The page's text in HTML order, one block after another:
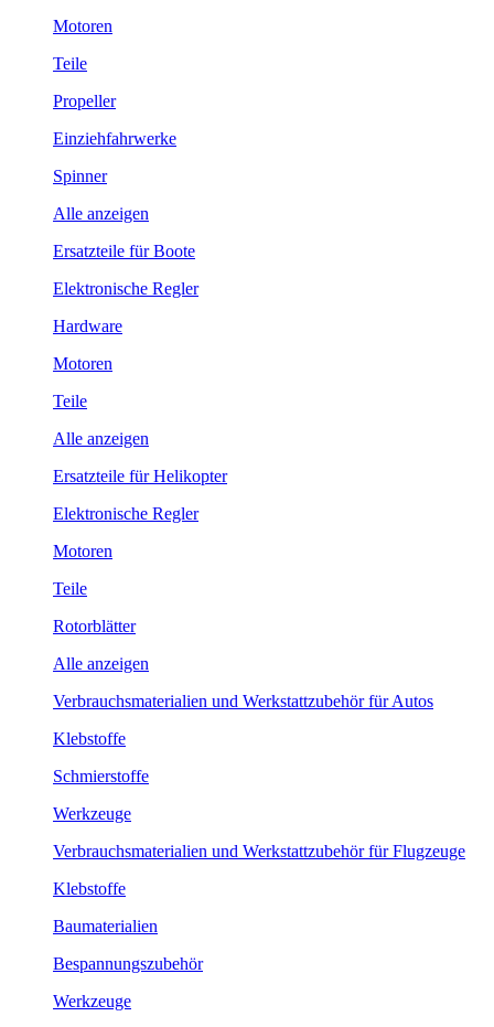
Motoren
Teile
Propeller
Einziehfahrwerke
Spinner
Alle anzeigen
Ersatzteile für Boote
Elektronische Regler
Hardware
Motoren
Teile
Alle anzeigen
Ersatzteile für Helikopter
Elektronische Regler
Motoren
Teile
Rotorblätter
Alle anzeigen
Verbrauchsmaterialien und Werkstattzubehör für Autos
Klebstoffe
Schmierstoffe
Werkzeuge
Verbrauchsmaterialien und Werkstattzubehör für Flugzeuge
Klebstoffe
Baumaterialien
Bespannungszubehör
Werkzeuge